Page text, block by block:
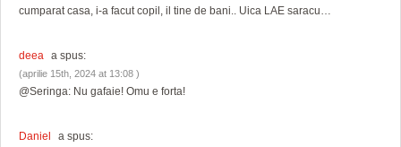
cumparat casa, i-a facut copil, il tine de bani.. Uica LAE saracu…
deea a spus:
(aprilie 15th, 2024 at 13:08 )
@Seringa: Nu gafaie! Omu e forta!
Daniel a spus: